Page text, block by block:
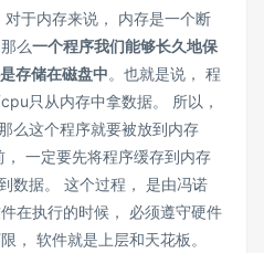
于内存来说， 内存是一个断
么一个程序我们能够长久地保
存储在磁盘中。也就是说， 程
只从内存中拿数据。 所以，
么这个程序就要被放到内存
一定要先将程序缓存到内存
数据。 这个过程， 是由冯诺
在执行的时候， 必须遵守硬件
， 软件就是上层和天花板。